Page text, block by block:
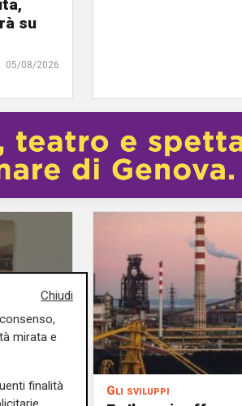
su
05/08/2026
Gli sviluppi
Chiudi
mirata e
finalità